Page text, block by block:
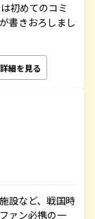
初めてのコミ
書きおろしまし
詳細を見る
設など、戦国時
ァン必携の一